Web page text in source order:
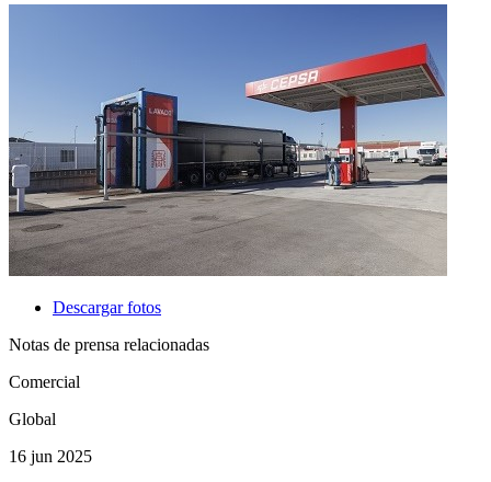
Descargar fotos
Notas de prensa relacionadas
Comercial
Global
16 jun 2025